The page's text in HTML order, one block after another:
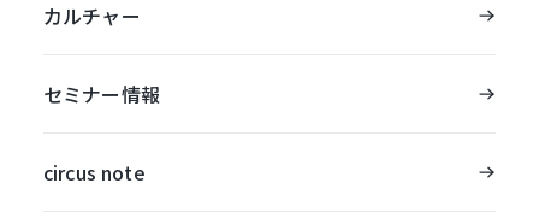
カルチャー
セミナー情報
circus note